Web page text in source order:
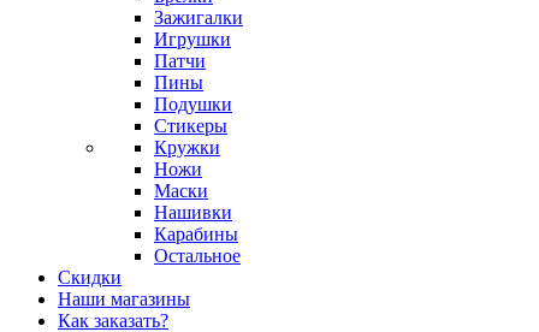
Зажигалки
Игрушки
Патчи
Пины
Подушки
Стикеры
Кружки
Ножи
Маски
Нашивки
Карабины
Остальное
Скидки
Наши магазины
Как заказать?